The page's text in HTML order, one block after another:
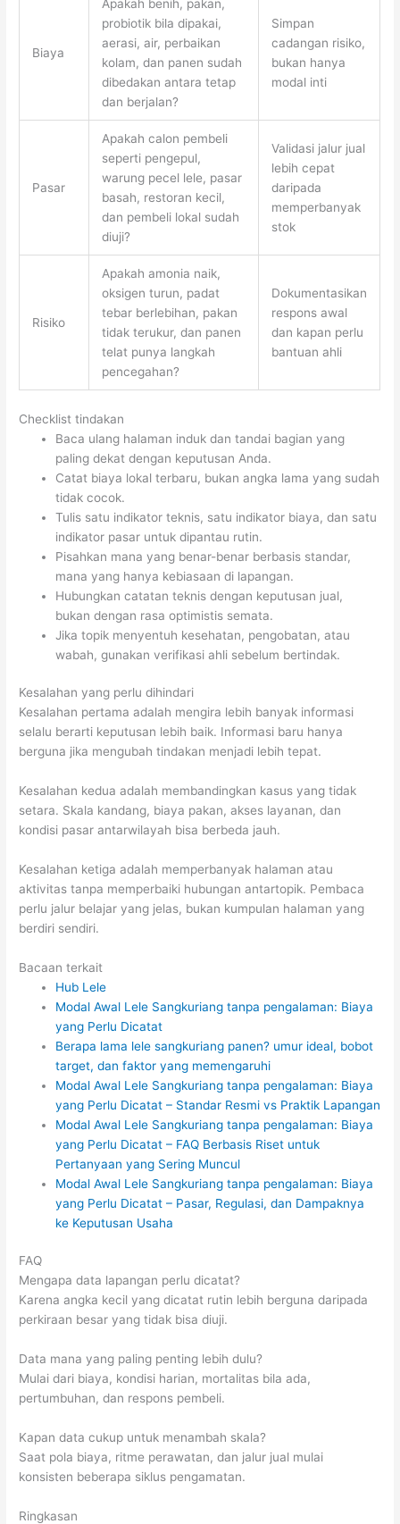
Biaya
Apakah benih, pakan,
probiotik bila dipakai,
aerasi, air, perbaikan
kolam, dan panen sudah
dibedakan antara tetap
dan berjalan?
Simpan
cadangan risiko,
bukan hanya
modal inti
Pasar
Apakah calon pembeli
seperti pengepul,
warung pecel lele, pasar
basah, restoran kecil,
dan pembeli lokal sudah
diuji?
Validasi jalur jual
lebih cepat
daripada
memperbanyak
stok
Risiko
Apakah amonia naik,
oksigen turun, padat
tebar berlebihan, pakan
tidak terukur, dan panen
telat punya langkah
pencegahan?
Dokumentasikan
respons awal
dan kapan perlu
bantuan ahli
Checklist tindakan
Baca ulang halaman induk dan tandai bagian yang
paling dekat dengan keputusan Anda.
Catat biaya lokal terbaru, bukan angka lama yang sudah
tidak cocok.
Tulis satu indikator teknis, satu indikator biaya, dan satu
indikator pasar untuk dipantau rutin.
Pisahkan mana yang benar-benar berbasis standar,
mana yang hanya kebiasaan di lapangan.
Hubungkan catatan teknis dengan keputusan jual,
bukan dengan rasa optimistis semata.
Jika topik menyentuh kesehatan, pengobatan, atau
wabah, gunakan verifikasi ahli sebelum bertindak.
Kesalahan yang perlu dihindari
Kesalahan pertama adalah mengira lebih banyak informasi
selalu berarti keputusan lebih baik. Informasi baru hanya
berguna jika mengubah tindakan menjadi lebih tepat.
Kesalahan kedua adalah membandingkan kasus yang tidak
setara. Skala kandang, biaya pakan, akses layanan, dan
kondisi pasar antarwilayah bisa berbeda jauh.
Kesalahan ketiga adalah memperbanyak halaman atau
aktivitas tanpa memperbaiki hubungan antartopik. Pembaca
perlu jalur belajar yang jelas, bukan kumpulan halaman yang
berdiri sendiri.
Bacaan terkait
Hub Lele
Modal Awal Lele Sangkuriang tanpa pengalaman: Biaya
yang Perlu Dicatat
Berapa lama lele sangkuriang panen? umur ideal, bobot
target, dan faktor yang memengaruhi
Modal Awal Lele Sangkuriang tanpa pengalaman: Biaya
yang Perlu Dicatat – Standar Resmi vs Praktik Lapangan
Modal Awal Lele Sangkuriang tanpa pengalaman: Biaya
yang Perlu Dicatat – FAQ Berbasis Riset untuk
Pertanyaan yang Sering Muncul
Modal Awal Lele Sangkuriang tanpa pengalaman: Biaya
yang Perlu Dicatat – Pasar, Regulasi, dan Dampaknya
ke Keputusan Usaha
FAQ
Mengapa data lapangan perlu dicatat?
Karena angka kecil yang dicatat rutin lebih berguna daripada
perkiraan besar yang tidak bisa diuji.
Data mana yang paling penting lebih dulu?
Mulai dari biaya, kondisi harian, mortalitas bila ada,
pertumbuhan, dan respons pembeli.
Kapan data cukup untuk menambah skala?
Saat pola biaya, ritme perawatan, dan jalur jual mulai
konsisten beberapa siklus pengamatan.
Ringkasan